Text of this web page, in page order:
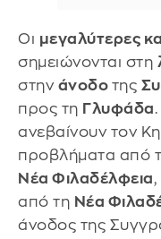
Οι μεγαλύτερες
σημειώνονται στη
στην άνοδο της
προς τη Γλυφάδα
ανεβαίνουν τον
προβλήματα από
Νέα Φιλαδέλφεια
από τη Νέα
άνοδος της